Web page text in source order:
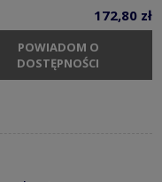
172,80 zł
POWIADOM O
DOSTĘPNOŚCI